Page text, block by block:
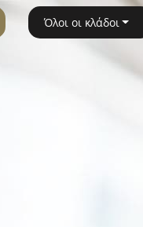
Όλοι οι κλάδοι